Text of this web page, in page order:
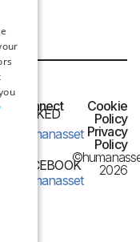
Connect
LINKED
humanasset
FACEBOOK
humanasset
Cookie
Policy
Privacy
Policy
2026